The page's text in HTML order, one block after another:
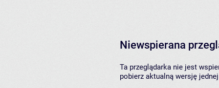
Niewspierana
Ta przeglądarka nie jest
pobierz aktualną wersję